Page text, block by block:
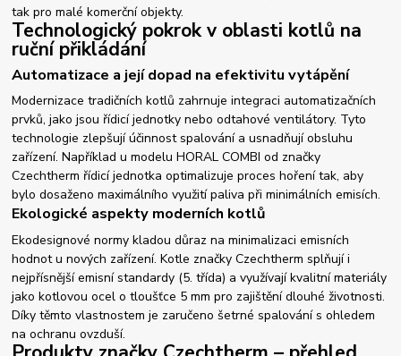
tak pro malé komerční objekty.
Technologický pokrok v oblasti kotlů na
ruční přikládání
Automatizace a její dopad na efektivitu vytápění
Modernizace tradičních kotlů zahrnuje integraci automatizačních
prvků, jako jsou řídicí jednotky nebo odtahové ventilátory. Tyto
technologie zlepšují účinnost spalování a usnadňují obsluhu
zařízení. Například u modelu HORAL COMBI od značky
Czechtherm řídicí jednotka optimalizuje proces hoření tak, aby
bylo dosaženo maximálního využití paliva při minimálních emisích.
Ekologické aspekty moderních kotlů
Ekodesignové normy kladou důraz na minimalizaci emisních
hodnot u nových zařízení. Kotle značky Czechtherm splňují i
nejpřísnější emisní standardy (5. třída) a využívají kvalitní materiály
jako kotlovou ocel o tloušťce 5 mm pro zajištění dlouhé životnosti.
Díky těmto vlastnostem je zaručeno šetrné spalování s ohledem
na ochranu ovzduší.